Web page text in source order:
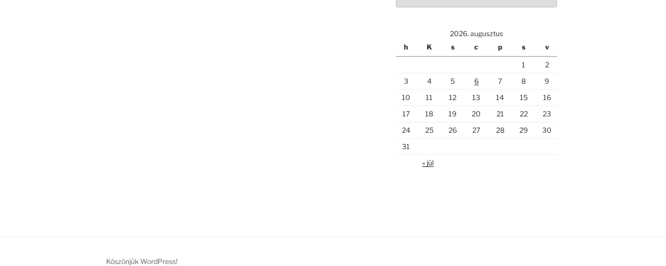
2026. augusztus
h
K s c p s v
1
2
3
4 5 6 7 8
9
10
11 12 13 14 15
16
17
18 19 20 21 22
23
24
25 26 27 28 29
30
31
« júl
Köszönjük WordPress!